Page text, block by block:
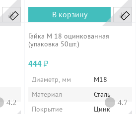
В корзину
Гайка М 18 оцинкованная
(упаковка 50шт.)
444₽
Диаметр, мм
М18
Материал
Сталь
Покрытие
Цинк
4.2 4.7